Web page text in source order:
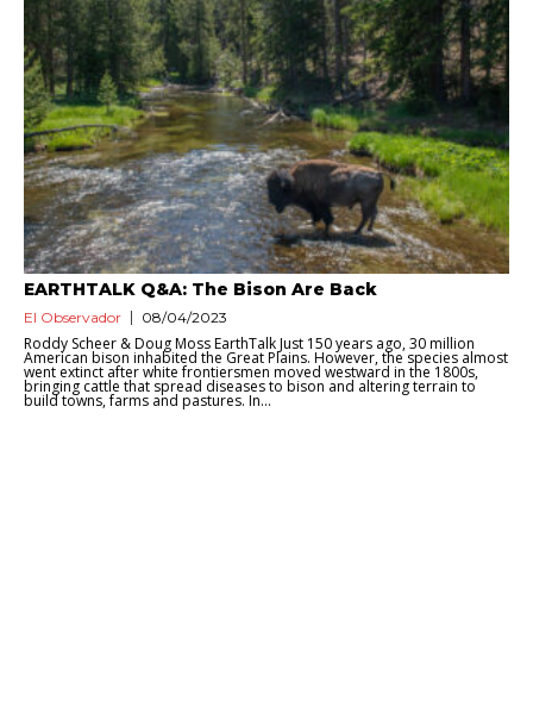
EARTHTALK Q&A: The Bison Are Back
El Observador 08/04/2023
Roddy Scheer & Doug Moss EarthTalk Just 150 years ago, 30 million
American bison inhabited the Great Plains. However, the species almost
went extinct after white frontiersmen moved westward in the 1800s,
bringing cattle that spread diseases to bison and altering terrain to
build towns, farms and pastures. In...